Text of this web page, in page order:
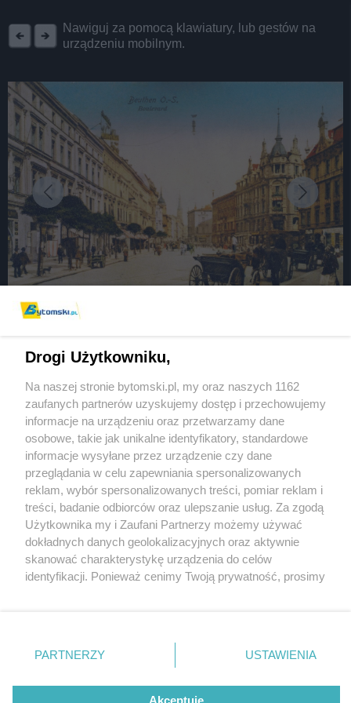
Nawiguj za pomocą klawiatury, lub gestów na
urządzeniu mobilnym.
psuto dobrą architekturę? Oto przykłady
5 / 5
Kamienica przy placu
Kościuszki 11 w Bytomiu
przed laty
Wróć do artykułu:
Chybione modernizacje Bytomia. Jak w mieście
Wydawca mediów lokalnych
Nie zapomnij
zapoznać się z:
polityką prywatności regulamin korzystania z portali
Twojemiasto
Piekary Śląskie
Chorzów
Tarnowskie Góry
Gliwice
Skontakuj sięz nami
Kontakt
Wydawca
Pogoda
Drogi Użytkowniku,
Na naszej stronie bytomski.pl, my oraz naszych 1162
zaufanych partnerów uzyskujemy dostęp i przechowujemy
informacje na urządzeniu oraz przetwarzamy dane
osobowe, takie jak unikalne identyfikatory, standardowe
informacje wysyłane przez urządzenie czy dane
przeglądania w celu zapewniania spersonalizowanych
reklam, wybór spersonalizowanych treści, pomiar reklam i
treści, badanie odbiorców oraz ulepszanie usług. Za zgodą
Użytkownika my i Zaufani Partnerzy możemy używać
dokładnych danych geolokalizacyjnych oraz aktywnie
skanować charakterystykę urządzenia do celów
identyfikacji. Ponieważ cenimy Twoją prywatność, prosimy
prywatności znajdujący się w lewym dolnym rogu strony
. Niektóre rodzaje przetwarzania danych nie wymagają
zgody użytkownika, ale masz prawo sprzeciwić się
takiemu przetwarzaniu. Preferencje będą miały
PARTNERZY USTAWIENIA
Akceptuję